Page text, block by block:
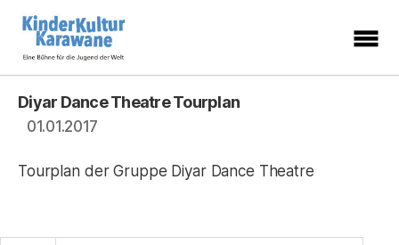
-
Bühne
die
Kategorien
Diyar Dance Theatre Tourplan
01.01.2017
Tourplan der Gruppe Diyar Dance Theatre